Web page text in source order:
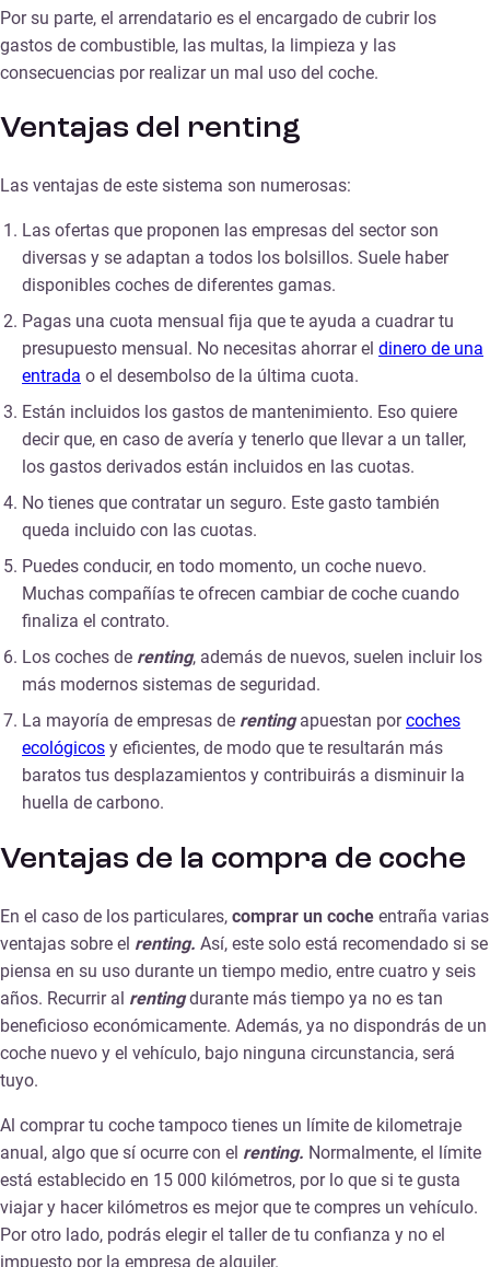
Por su parte, el arrendatario es el encargado de cubrir los
gastos de combustible, las multas, la limpieza y las
consecuencias por realizar un mal uso del coche.
Ventajas del renting
Las ventajas de este sistema son numerosas:
Las ofertas que proponen las empresas del sector son
diversas y se adaptan a todos los bolsillos. Suele haber
disponibles coches de diferentes gamas.
Pagas una cuota mensual fija que te ayuda a cuadrar tu
presupuesto mensual. No necesitas ahorrar el dinero de una
entrada o el desembolso de la última cuota.
Están incluidos los gastos de mantenimiento. Eso quiere
decir que, en caso de avería y tenerlo que llevar a un taller,
los gastos derivados están incluidos en las cuotas.
No tienes que contratar un seguro. Este gasto también
queda incluido con las cuotas.
Puedes conducir, en todo momento, un coche nuevo.
Muchas compañías te ofrecen cambiar de coche cuando
finaliza el contrato.
Los coches de renting, además de nuevos, suelen incluir los
más modernos sistemas de seguridad.
La mayoría de empresas de renting apuestan porcoches
ecológicos y eficientes, de modo que te resultarán más
baratos tus desplazamientos y contribuirás a disminuir la
huella de carbono.
Ventajas de la compra de coche
En el caso de los particulares, comprar un coche entraña varias
ventajas sobre el renting. Así, este solo está recomendado si se
piensa en su uso durante un tiempo medio, entre cuatro y seis
años. Recurrir al renting durante más tiempo ya no es tan
beneficioso económicamente. Además, ya no dispondrás de un
coche nuevo y el vehículo, bajo ninguna circunstancia, será
tuyo.
Al comprar tu coche tampoco tienes un límite de kilometraje
anual, algo que sí ocurre con el renting. Normalmente, el límite
está establecido en 15 000 kilómetros, por lo que si te gusta
viajar y hacer kilómetros es mejor que te compres un vehículo.
Por otro lado, podrás elegir el taller de tu confianza y no el
impuesto por la empresa de alquiler.